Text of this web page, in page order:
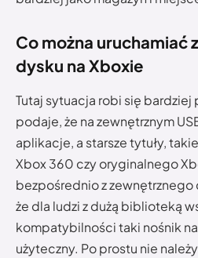
Co można uruchamiać
dysku na Xboxie
Tutaj sytuacja robi się
podaje, że na zewnętrznym
aplikacje, a starsze tytuły,
Xbox 360 czy oryginalnego
bezpośrednio z zewnętrznego
że dla ludzi z dużą biblioteką
kompatybilności taki nośnik
użyteczny. Po prostu nie